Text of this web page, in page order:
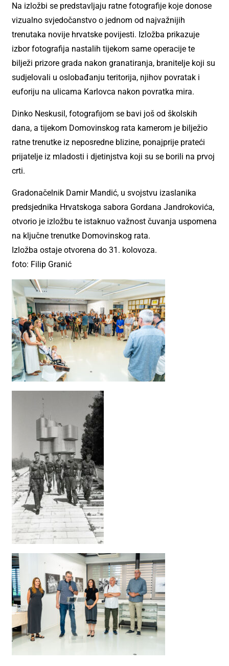
Na izložbi se predstavljaju ratne fotografije koje donose
vizualno svjedočanstvo o jednom od najvažnijih
trenutaka novije hrvatske povijesti. Izložba prikazuje
izbor fotografija nastalih tijekom same operacije te
bilježi prizore grada nakon granatiranja, branitelje koji su
sudjelovali u oslobađanju teritorija, njihov povratak i
euforiju na ulicama Karlovca nakon povratka mira.
Dinko Neskusil, fotografijom se bavi još od školskih
dana, a tijekom Domovinskog rata kamerom je bilježio
ratne trenutke iz neposredne blizine, ponajprije prateći
prijatelje iz mladosti i djetinjstva koji su se borili na prvoj
crti.
Gradonačelnik Damir Mandić, u svojstvu izaslanika
predsjednika Hrvatskoga sabora Gordana Jandrokovića,
otvorio je izložbu te istaknuo važnost čuvanja uspomena
na ključne trenutke Domovinskog rata.
Izložba ostaje otvorena do 31. kolovoza.
foto: Filip Granić